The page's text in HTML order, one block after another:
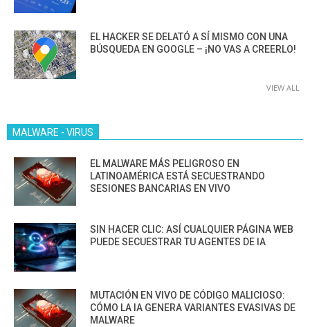
EL HACKER SE DELATÓ A SÍ MISMO CON UNA
BÚSQUEDA EN GOOGLE – ¡NO VAS A CREERLO!
VIEW ALL
MALWARE - VIRUS
EL MALWARE MÁS PELIGROSO EN
LATINOAMÉRICA ESTÁ SECUESTRANDO
SESIONES BANCARIAS EN VIVO
SIN HACER CLIC: ASÍ CUALQUIER PÁGINA WEB
PUEDE SECUESTRAR TU AGENTES DE IA
MUTACIÓN EN VIVO DE CÓDIGO MALICIOSO:
CÓMO LA IA GENERA VARIANTES EVASIVAS DE
MALWARE